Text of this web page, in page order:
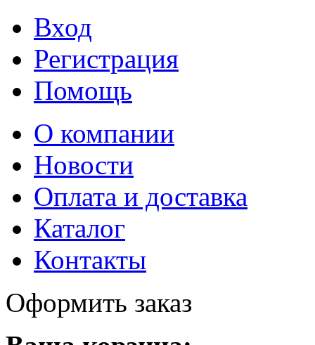
Вход
Регистрация
Помощь
О компании
Новости
Оплата и доставка
Каталог
Контакты
Оформить заказ